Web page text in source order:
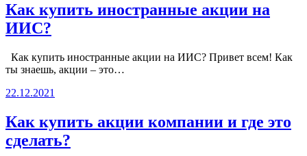
Как купить иностранные акции на
ИИС?
Как купить иностранные акции на ИИС? Привет всем! Как
ты знаешь, акции – это…
22.12.2021
Как купить акции компании и где это
сделать?